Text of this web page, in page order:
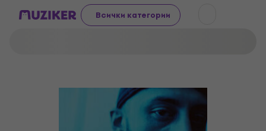
Всички категории